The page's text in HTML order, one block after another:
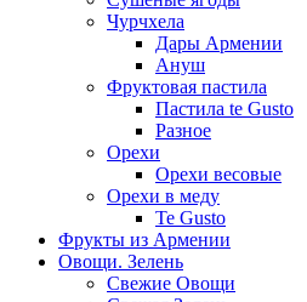
Чурчхела
Дары Армении
Ануш
Фруктовая пастила
Пастила te Gusto
Разное
Орехи
Орехи весовые
Орехи в меду
Te Gusto
Фрукты из Армении
Овощи. Зелень
Свежие Овощи